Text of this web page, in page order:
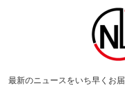
最新のニュースをいち早くお